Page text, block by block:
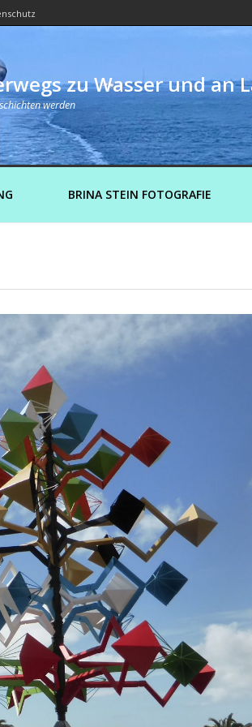
zu Wasser und an
werden
BRINA STEIN FOTOGRAFIE